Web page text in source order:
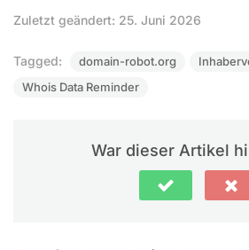
Zuletzt geändert: 25. Juni 2026
Tagged: domain-robot.org
Whois Data Reminder
War dieser Artikel